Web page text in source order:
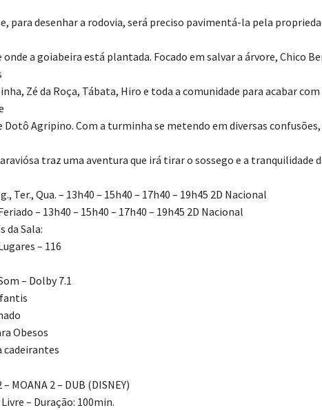
para desenhar a rodovia, será preciso pavimentá-la pela
a goiabeira está plantada. Focado em salvar a árvore, Chico
Zé da Roça, Tábata, Hiro e toda a comunidade para acabar
Dotô Agripino. Com a turminha se metendo em diversas confusões,
traz uma aventura que irá tirar o sossego e a tranquilidade
Ter., Qua. – 13h40 – 15h40 – 17h40 – 19h45 2D Nacional
– 13h40 – 15h40 – 17h40 – 19h45 2D Nacional
da Sala:
– 116
– Dolby 7.1
Obesos
cadeirantes
– MOANA 2 – DUB (DISNEY)
– Duração: 100min.